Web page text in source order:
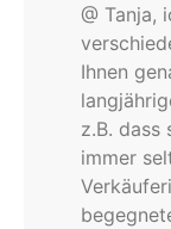
@ Tanja,
Ihnen
z.B. dass
immer